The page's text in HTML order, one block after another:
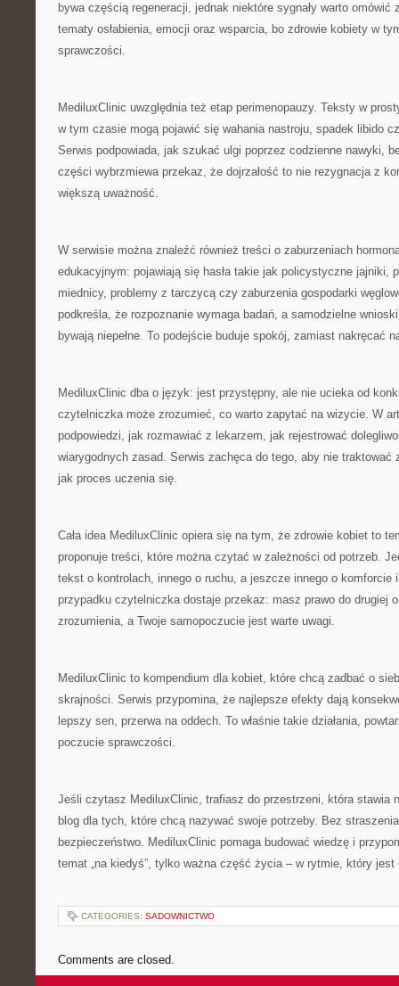
bywa częścią regeneracji, jednak niektóre sygnały warto omówić
tematy osłabienia, emocji oraz wsparcia, bo zdrowie kobiety w
sprawczości.
MediluxClinic uwzględnia też etap perimenopauzy. Teksty w
w tym czasie mogą pojawić się wahania nastroju, spadek libido
Serwis podpowiada, jak szukać ulgi poprzez codzienne nawyki,
części wybrzmiewa przekaz, że dojrzałość to nie rezygnacja z
większą uważność.
W serwisie można znaleźć również treści o zaburzeniach
edukacyjnym: pojawiają się hasła takie jak policystyczne jajniki,
miednicy, problemy z tarczycą czy zaburzenia gospodarki
podkreśla, że rozpoznanie wymaga badań, a samodzielne
bywają niepełne. To podejście buduje spokój, zamiast nakręcać
MediluxClinic dba o język: jest przystępny, ale nie ucieka od
czytelniczka może zrozumieć, co warto zapytać na wizycie. W
podpowiedzi, jak rozmawiać z lekarzem, jak rejestrować
wiarygodnych zasad. Serwis zachęca do tego, aby nie traktować
jak proces uczenia się.
Cała idea MediluxClinic opiera się na tym, że zdrowie kobiet to
proponuje treści, które można czytać w zależności od potrzeb.
tekst o kontrolach, innego o ruchu, a jeszcze innego o komforcie
przypadku czytelniczka dostaje przekaz: masz prawo do drugiej
zrozumienia, a Twoje samopoczucie jest warte uwagi.
MediluxClinic to kompendium dla kobiet, które chcą zadbać o
skrajności. Serwis przypomina, że najlepsze efekty dają
lepszy sen, przerwa na oddech. To właśnie takie działania,
poczucie sprawczości.
Jeśli czytasz MediluxClinic, trafiasz do przestrzeni, która stawia
blog dla tych, które chcą nazywać swoje potrzeby. Bez
bezpieczeństwo. MediluxClinic pomaga budować wiedzę i
temat „na kiedyś”, tylko ważna część życia – w rytmie, który jest
CATEGORIES: SADOWNICTWO
Comments are closed.